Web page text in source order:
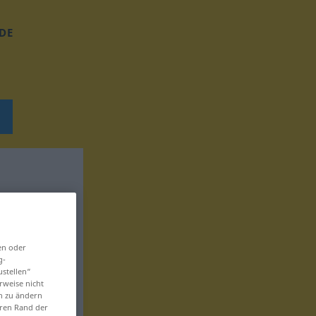
DE
oder
nicht
zu ändern
Rand der